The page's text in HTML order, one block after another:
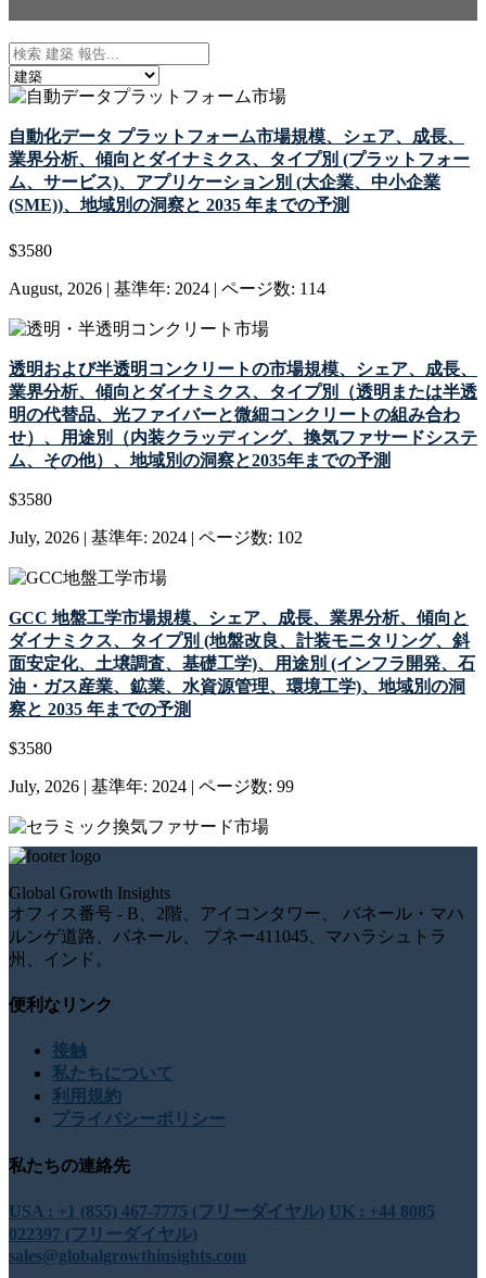
自動化データ プラットフォーム市場規模、シェア、成長、
業界分析、傾向とダイナミクス、タイプ別 (プラットフォー
ム、サービス)、アプリケーション別 (大企業、中小企業
(SME))、地域別の洞察と 2035 年までの予測
$3580
August, 2026 | 基準年: 2024 | ページ数: 114
透明および半透明コンクリートの市場規模、シェア、成長、
業界分析、傾向とダイナミクス、タイプ別（透明または半透
明の代替品、光ファイバーと微細コンクリートの組み合わ
せ）、用途別（内装クラッディング、換気ファサードシステ
ム、その他）、地域別の洞察と2035年までの予測
$3580
July, 2026 | 基準年: 2024 | ページ数: 102
GCC 地盤工学市場規模、シェア、成長、業界分析、傾向と
ダイナミクス、タイプ別 (地盤改良、計装モニタリング、斜
面安定化、土壌調査、基礎工学)、用途別 (インフラ開発、石
油・ガス産業、鉱業、水資源管理、環境工学)、地域別の洞
察と 2035 年までの予測
$3580
July, 2026 | 基準年: 2024 | ページ数: 99
セラミック換気ファサードの市場規模、シェア、成長、業界
分析、傾向とダイナミクス、タイプ別（機械的および化学的
アンカーシステム、隠蔽機械的アンカーシステム、可視機械
的アンカーシステム）、用途別（公共、商業、住宅、産
業）、および地域の洞察と2035年までの予測
$3580
建設支出の市場規模、シェア、成長、業界分析、傾向とダイ
ンジニアリング作業のコスト、諸経費、建設中に支払われる
部門）、地域別の洞察と2035年までの予測
$3580
Global Growth Insights
オフィス番号 - B、2階、アイコンタワー、 バネール・マハ
ルンゲ道路、バネール、 プネー411045、マハラシュトラ
州、インド。
便利なリンク
接触
私たちについて
利用規約
プライバシーポリシー
私たちの連絡先
USA : +1 (855) 467-7775 (フリーダイヤル) UK : +44 8085
022397 (フリーダイヤル)
sales@globalgrowthinsights.com